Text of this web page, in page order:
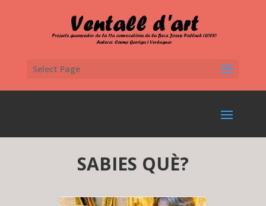
Select Page
SABIES QUÈ?